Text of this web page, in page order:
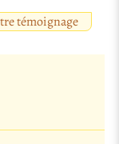
témoignage